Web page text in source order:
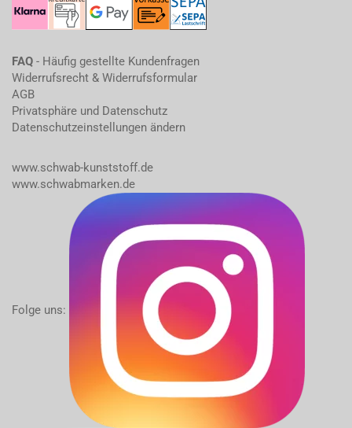
FAQ - Häufig gestellte Kundenfragen
Widerrufsrecht & Widerrufsformular
AGB
Privatsphäre und Datenschutz
Datenschutzeinstellungen ändern
www.schwab-kunststoff.de
www.schwabmarken.de
Folge uns: